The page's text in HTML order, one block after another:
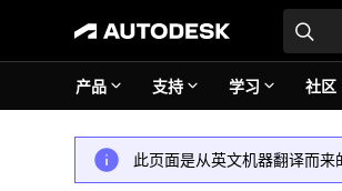
产品 支持 学习 社区
此页面是从英文机器翻译而来